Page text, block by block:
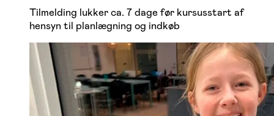
Tilmelding lukker ca. 7 dage før kursusstart af
hensyn til planlægning og indkøb